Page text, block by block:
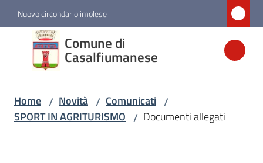
Vai al contenuto
Vai alla navigazione
Vai al footer
Nuovo circondario imolese
Comune di
Casalfiumanese
Comune di
Casalfiumanese
Amministrazione
Home / Novità / Comunicati /
SPORT IN AGRITURISMO / Documenti allegati